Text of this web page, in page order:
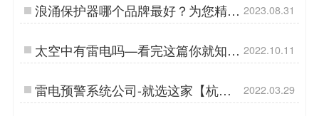
浪涌保护器哪个品牌最好？为您精选
市场领导者！-易造防雷…
2023.08.31
太空中有雷电吗—看完这篇你就知道
了【杭州易造】…
2022.10.11
雷电预警系统公司-就选这家【杭州
易造】…
2022.03.29